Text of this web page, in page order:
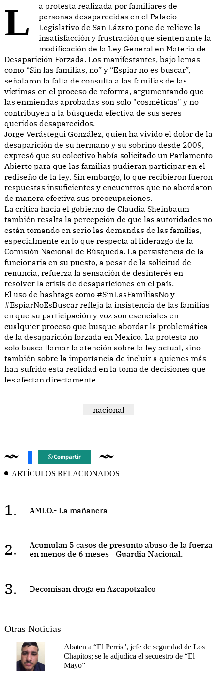
La protesta realizada por familiares de
personas desaparecidas en el Palacio
Legislativo de San Lázaro pone de relieve la
insatisfacción y frustración que sienten ante la
modificación de la Ley General en Materia de
Desaparición Forzada. Los manifestantes, bajo lemas
como “Sin las familias, no” y “Espiar no es buscar”,
señalaron la falta de consulta a las familias de las
víctimas en el proceso de reforma, argumentando que
las enmiendas aprobadas son solo "cosméticas" y no
contribuyen a la búsqueda efectiva de sus seres
queridos desaparecidos.
Jorge Verástegui González, quien ha vivido el dolor de la
desaparición de su hermano y su sobrino desde 2009,
expresó que su colectivo había solicitado un Parlamento
Abierto para que las familias pudieran participar en el
rediseño de la ley. Sin embargo, lo que recibieron fueron
respuestas insuficientes y encuentros que no abordaron
de manera efectiva sus preocupaciones.
La crítica hacia el gobierno de Claudia Sheinbaum
también resalta la percepción de que las autoridades no
están tomando en serio las demandas de las familias,
especialmente en lo que respecta al liderazgo de la
Comisión Nacional de Búsqueda. La persistencia de la
funcionaria en su puesto, a pesar de la solicitud de
renuncia, refuerza la sensación de desinterés en
resolver la crisis de desapariciones en el país.
El uso de hashtags como #SinLasFamiliasNo y
#EspiarNoEsBuscar refleja la insistencia de las familias
en que su participación y voz son esenciales en
cualquier proceso que busque abordar la problemática
de la desaparición forzada en México. La protesta no
solo busca llamar la atención sobre la ley actual, sino
también sobre la importancia de incluir a quienes más
han sufrido esta realidad en la toma de decisiones que
les afectan directamente.
nacional
Compartir
ARTÍCULOS RELACIONADOS
1. AMLO.- La mañanera
2.
Acumulan 5 casos de presunto abuso de la fuerza
en menos de 6 meses - Guardia Nacional.
3. Decomisan droga en Azcapotzalco
Otras Noticias
Abaten a “El Perris”, jefe de seguridad de Los
Chapitos; se le adjudica el secuestro de “El
Mayo”